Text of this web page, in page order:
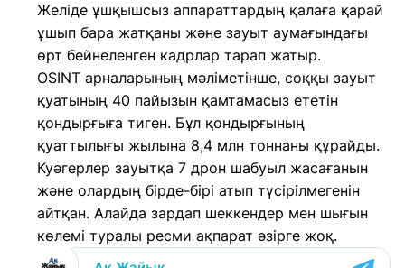
Желіде ұшқышсыз аппараттардың қалаға қарай
ұшып бара жатқаны және зауыт аумағындағы
өрт бейнеленген кадрлар тарап жатыр.
OSINT арналарының мәліметінше, соққы зауыт
қуатының 40 пайызын қамтамасыз ететін
қондырғыға тиген. Бұл қондырғының
қуаттылығы жылына 8,4 млн тоннаны құрайды.
Куәгерлер зауытқа 7 дрон шабуыл жасағанын
және олардың бірде-бірі атып түсірілмегенін
айтқан. Алайда зардап шеккендер мен шығын
көлемі туралы ресми ақпарат әзірге жоқ.